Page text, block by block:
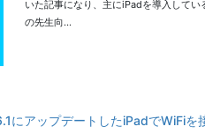
いた記事になり、主にiPadを導入して
の先生向…
にアップデートしたiPadでWiFiを